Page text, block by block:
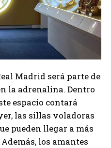
Madrid será parte de
la adrenalina. Dentro
espacio contará
las sillas voladoras
pueden llegar a más
los amantes